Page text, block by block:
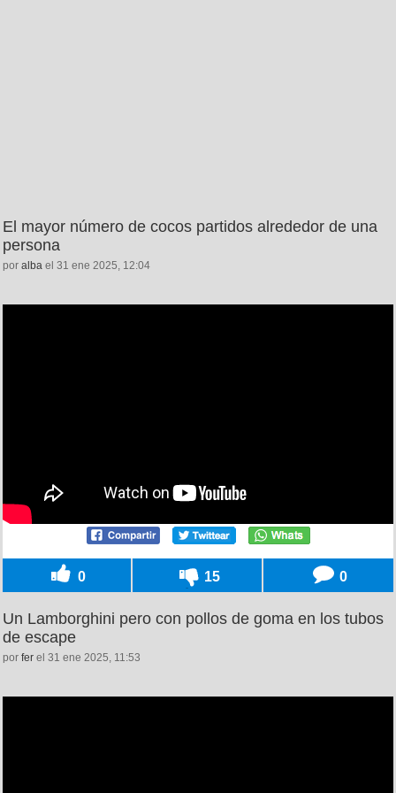
El mayor número de cocos partidos alrededor de una
persona
por alba el 31 ene 2025, 12:04
0 15 0
Un Lamborghini pero con pollos de goma en los tubos
de escape
por fer el 31 ene 2025, 11:53